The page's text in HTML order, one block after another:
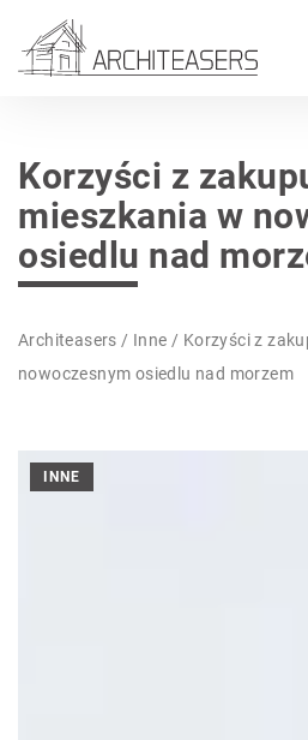
Korzyści z
mieszkania w
osiedlu nad
Architeasers / Inne / Korzyści z
nowoczesnym osiedlu nad morzem
INNE